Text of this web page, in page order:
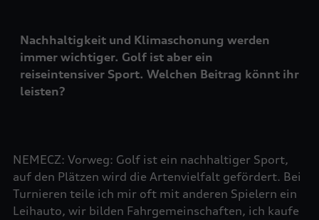
Nachhaltigkeit und Klimaschonung werden
immer wichtiger. Golf ist aber ein
reiseintensiver Sport. Welchen Beitrag könnt ihr
leisten?
NEMECZ: Vorweg: Golf ist ein nachhaltiger Sport,
auf den Plätzen wird die Artenvielfalt gefördert. Bei
Turnieren teile ich mir oft mit anderen Spielern ein
Leihauto, wir bilden Fahrgemeinschaften, ich kaufe